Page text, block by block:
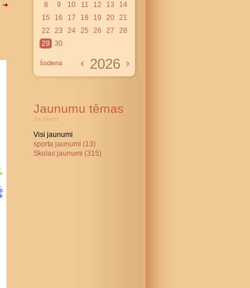
8
9 10 11 12 13
14
15
16 17 18 19 20 21
22
23 24 25 26 27
28
29
30
šodiena 2026
Jaunumu tēmas
Jaunumi:
Visi jaunumi
sporta jaunumi (13)
Skolas jaunumi (315)